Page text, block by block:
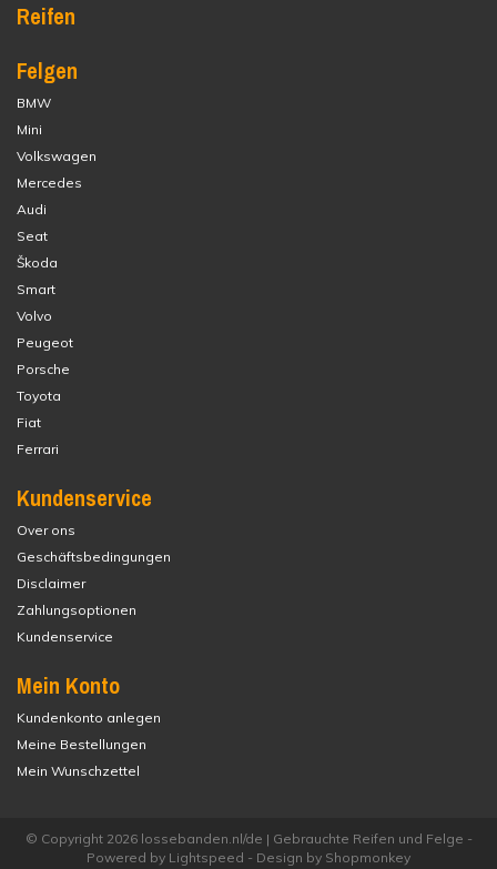
Reifen
Felgen
BMW
Mini
Volkswagen
Mercedes
Audi
Seat
Škoda
Smart
Volvo
Peugeot
Porsche
Toyota
Fiat
Ferrari
Kundenservice
Over ons
Geschäftsbedingungen
Disclaimer
Zahlungsoptionen
Kundenservice
Mein Konto
Kundenkonto anlegen
Meine Bestellungen
Mein Wunschzettel
© Copyright 2026 lossebanden.nl/de | Gebrauchte Reifen und Felge -
Powered by Lightspeed - Design by Shopmonkey